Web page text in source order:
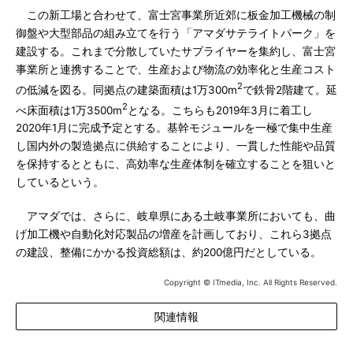
この新工場と合わせて、富士宮事業所近郊に板金加工機械の制
御盤や大型部品の組み立てを行う「アマダサテライトパーク」を
建設する。これまで分散していたサプライヤーを集約し、富士宮
事業所と連携することで、生産および物流の効率化と生産コスト
の低減を図る。同拠点の建築面積は1万300m2で鉄骨2階建て。延
べ床面積は1万3500m2 となる。こちらも2019年3月に着工し
2020年1月に完成予定とする。基幹モジュールを一極で集中生産
し国内外の製造拠点に供給することにより、一貫した性能や品質
を保持するとともに、高効率な生産体制を確立することを狙いと
しているという。
アマダでは、さらに、岐阜県にある土岐事業所においても、曲
げ加工機や自動化対応製品の増産を計画しており、これら3拠点
の建設、整備にかかる投資総額は、約200億円だとしている。
Copyright © ITmedia, Inc. All Rights Reserved.
関連情報